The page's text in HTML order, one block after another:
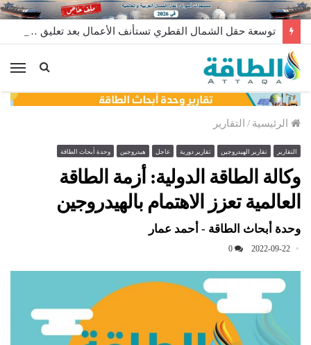
توسعة حقل الشمال القطري تستأنف الأعمال بعد تعليق مؤقت
الرئيسية / التقارير
التقارير تقارير الهيدروجين تقارير دورية عاجل هيدروجين وحدة أبحاث الطاقة
وكالة الطاقة الدولية: أزمة الطاقة
العالمية تعزز الاهتمام بالهيدروجين
وحدة أبحاث الطاقة - أحمد عمار
2022-09-22
0